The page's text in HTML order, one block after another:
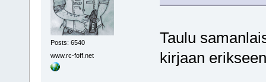
Posts: 6540
www.rc-foff.net
Taulu
kirjaan